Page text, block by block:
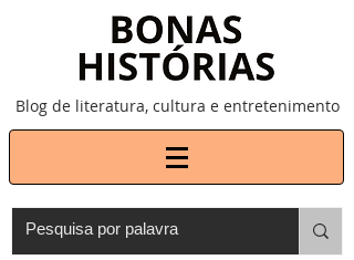
Blog de literatura, cultura e entretenimento